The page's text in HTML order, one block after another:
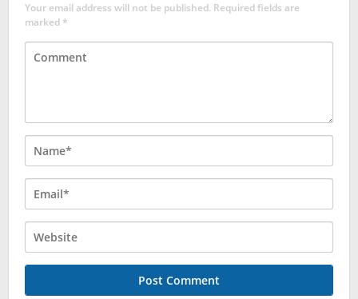
Your email address will not be published. Required fields are
marked*